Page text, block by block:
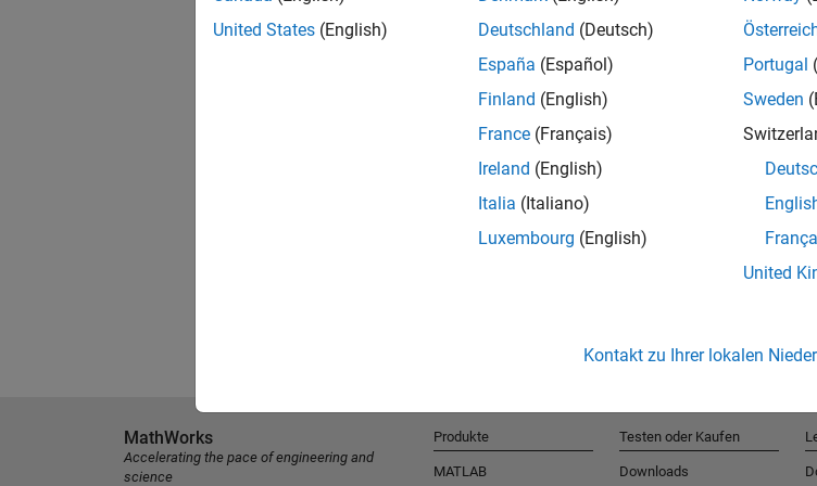
United States (English)
Deutschland (Deutsch)
España (Español)
Finland (English)
France (Français)
Ireland (English)
Italia (Italiano)
Luxembourg (English)
Portugal
Sweden
United
Kontakt zu Ihrer lokalen
MathWorks
Accelerating the pace of engineering and
science
Produkte
MATLAB
Testen oder Kaufen
Downloads